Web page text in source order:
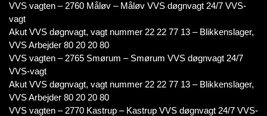
VVS vagten – 2760 Måløv – Måløv VVS døgnvagt 24/7 VVS-
vagt
Akut VVS døgnvagt, vagt nummer 22 22 77 13 – Blikkenslager,
VVS Arbejder 80 20 20 80
VVS vagten – 2765 Smørum – Smørum VVS døgnvagt 24/7
VVS-vagt
Akut VVS døgnvagt, vagt nummer 22 22 77 13 – Blikkenslager,
VVS Arbejder 80 20 20 80
VVS vagten – 2770 Kastrup – Kastrup VVS døgnvagt 24/7 VVS-